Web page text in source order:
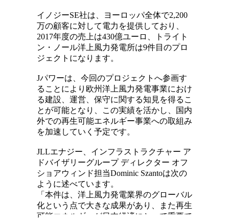
イノジーSE社は、ヨーロッパ全体で2,200
万の顧客に対して電力を提供しており、
2017年度の売上は430億ユーロ、トライト
ン・ノール洋上風力発電所は9件目のプロ
ジェクトになります。
Jパワーは、今回のプロジェクトへ参画す
ることにより欧州洋上風力発電事業におけ
る建設、運営、保守に関する知見を得るこ
とが可能となり、この実績を活かし、国内
外での再生可能エネルギー事業への取組み
を加速していく予定です。
JLLエナジー、インフラストラクチャー ア
ドバイザリーグループ ディレクター オフ
ショアウィンド担当Dominic Szantoは次の
ように述べています。
「本件は、洋上風力発電業界のグローバル
化という点で大きな成果があり、また再生
可能エネルギーが日本経済にとって重要で